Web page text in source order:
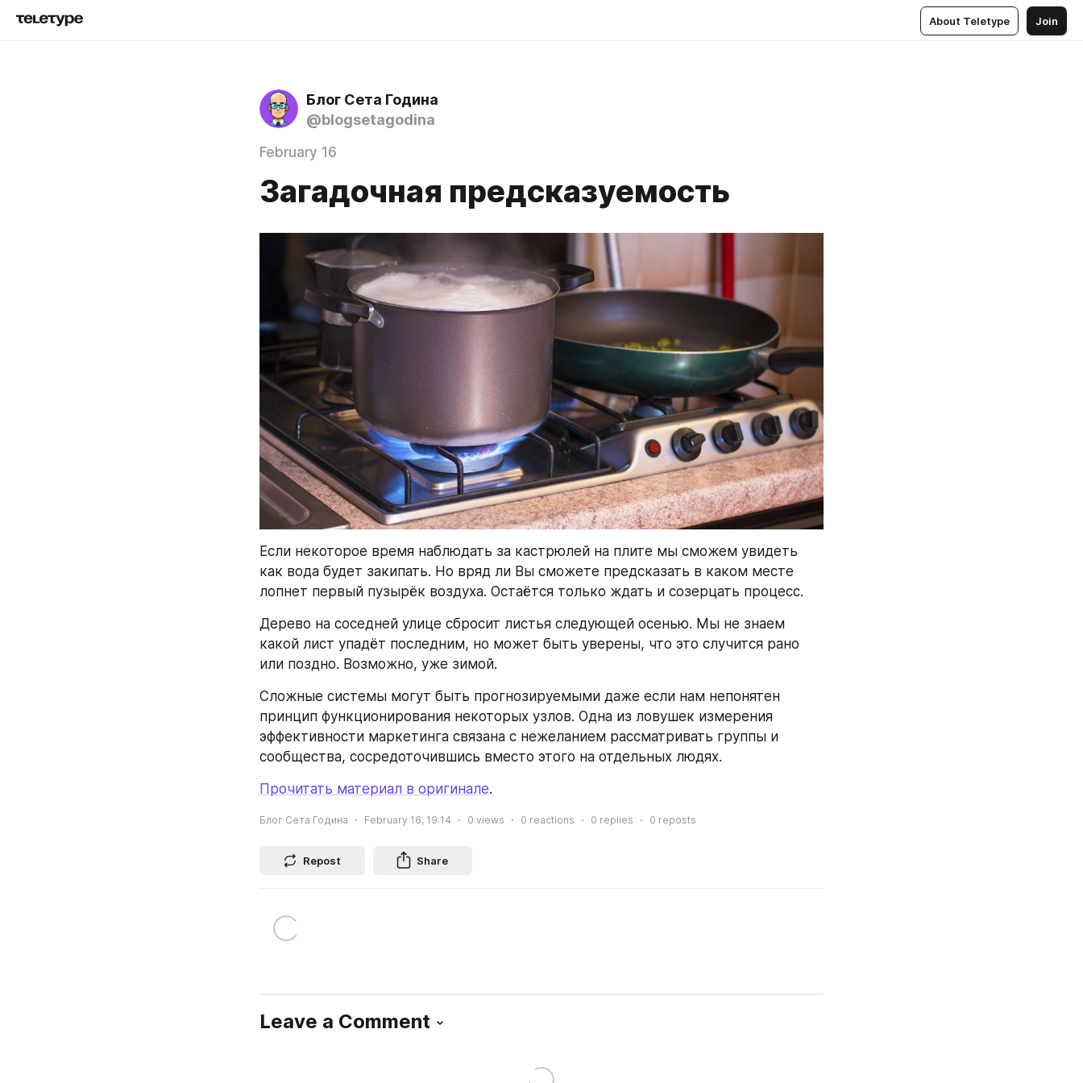
About Teletype Join
Блог Сета Година
@blogsetagodina
February 16
Загадочная предсказуемость
Если некоторое время наблюдать за кастрюлей на плите мы сможем увидеть
как вода будет закипать. Но вряд ли Вы сможете предсказать в каком месте
лопнет первый пузырёк воздуха. Остаётся только ждать и созерцать процесс.
Дерево на соседней улице сбросит листья следующей осенью. Мы не знаем
какой лист упадёт последним, но может быть уверены, что это случится рано
или поздно. Возможно, уже зимой.
Сложные системы могут быть прогнозируемыми даже если нам непонятен
принцип функционирования некоторых узлов. Одна из ловушек измерения
эффективности маркетинга связана с нежеланием рассматривать группы и
сообщества, сосредоточившись вместо этого на отдельных людях.
Прочитать материал в оригинале.
Блог Сета Година February 16, 19:14 0 views 0 reactions 0 replies 0 reposts
Repost Share
Leave a Comment